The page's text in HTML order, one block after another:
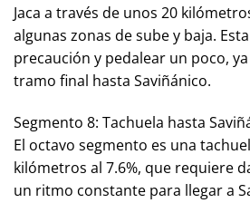
Jaca a través de unos 20
algunas zonas de sube y baja.
precaución y pedalear un poco,
tramo final hasta Saviñánico.
Segmento 8: Tachuela hasta
El octavo segmento es una
kilómetros al 7.6%, que requiere
un ritmo constante para llegar a